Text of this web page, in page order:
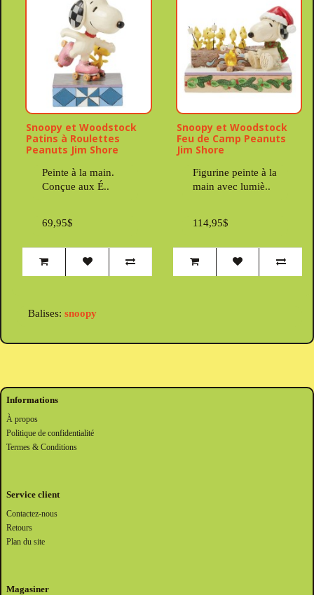
Snoopy et Woodstock
Patins à Roulettes
Peanuts Jim Shore
Peinte à la main.
Conçue aux É..
69,95$
Snoopy et Woodstock
Feu de Camp Peanuts
Jim Shore
Figurine peinte à la
main avec lumiè..
114,95$
Balises: snoopy
Informations
À propos
Politique de confidentialité
Termes & Conditions
Service client
Contactez-nous
Retours
Plan du site
Magasiner